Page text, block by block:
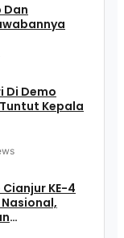
Dan
Di Demo
Kepala
KE-4